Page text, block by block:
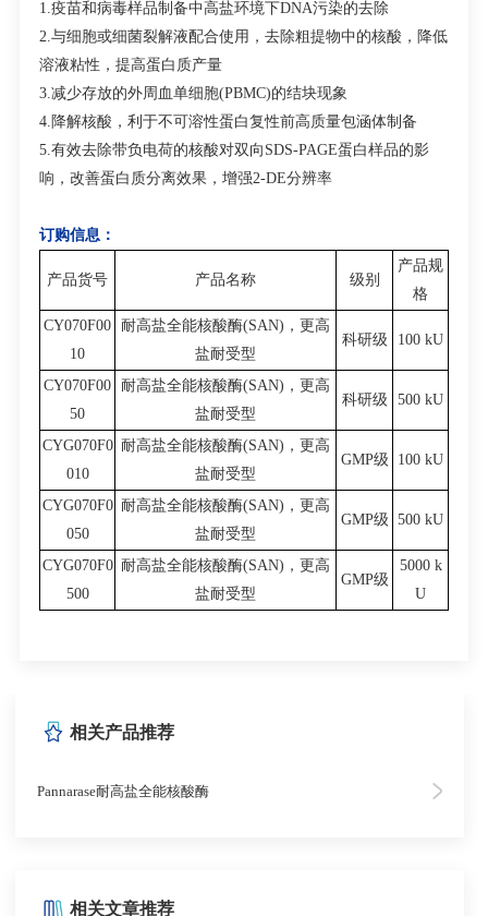
1.疫苗和病毒样品制备中高盐环境下DNA污染的去除
2.与细胞或细菌裂解液配合使用，去除粗提物中的核酸，降低
溶液粘性，提高蛋白质产量
3.减少存放的外周血单细胞(PBMC)的结块现象
4.降解核酸，利于不可溶性蛋白复性前高质量包涵体制备
5.有效去除带负电荷的核酸对双向SDS-PAGE蛋白样品的影
响，改善蛋白质分离效果，增强2-DE分辨率
订购信息：
产品货号 产品名称 级别
产品规
格
CY070F00
10
耐高盐全能核酸酶(SAN)，更高
盐耐受型
科研级 100 kU
CY070F00
50
耐高盐全能核酸酶(SAN)，更高
盐耐受型
科研级 500 kU
CYG070F0
010
耐高盐全能核酸酶(SAN)，更高
盐耐受型
GMP级 100 kU
CYG070F0
050
耐高盐全能核酸酶(SAN)，更高
盐耐受型
GMP级 500 kU
CYG070F0
500
耐高盐全能核酸酶(SAN)，更高
盐耐受型
GMP级
5000 k
U
相关产品推荐
Pannarase耐高盐全能核酸酶
相关文章推荐